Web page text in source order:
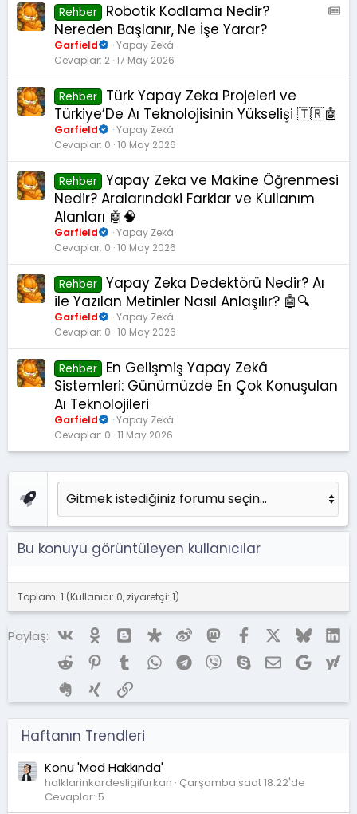
A
M
e
Rehber
Robotik Kodlama Nedir?
Nereden Başlanır, Ne İşe Yarar?
Garfield
Yapay Zekâ
Cevaplar 2 17 May 2026
Rehber
Türk Yapay Zeka Projeleri ve
Türkiye’De Aı Teknolojisinin Yükselişi 🇹🇷🤖
Garfield
Yapay Zekâ
Cevaplar 0 10 May 2026
Rehber Yapay Zeka ve Makine Öğrenmesi
Nedir? Aralarındaki Farklar ve Kullanım
Alanları 🤖🧠
Garfield
Yapay Zekâ
Cevaplar 0 10 May 2026
Rehber Yapay Zeka Dedektörü Nedir? Aı
ile Yazılan Metinler Nasıl Anlaşılır? 🤖🔍
Garfield
Yapay Zekâ
Cevaplar 0 10 May 2026
Rehber
En Gelişmiş Yapay Zekâ
Sistemleri: Günümüzde En Çok Konuşulan
Aı Teknolojileri
Garfield
Yapay Zekâ
Cevaplar 0 11 May 2026
Bu konuyu görüntüleyen kullanıcılar
Toplam: 1 (Kullanıcı: 0, ziyaretçi: 1)
Paylaş: Vk BloggerDiaspora
Weibo MastodonFacebookX (Twitter)
Bluesky
Reddit Pinterest
TumblrWhatsAppTelegram
ViberSkypeE-postaGoogle
Evernote
Xing Link
Haftanın Trendleri
Konu 'Mod Hakkında'
halklarinkardesligifurkan Çarşamba saat 18:22'de
Cevaplar: 5